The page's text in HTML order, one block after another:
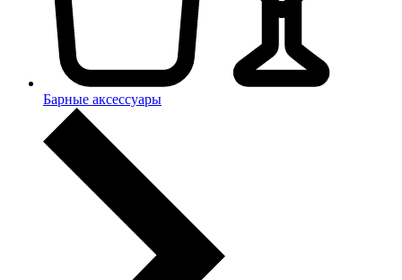
Барные аксессуары